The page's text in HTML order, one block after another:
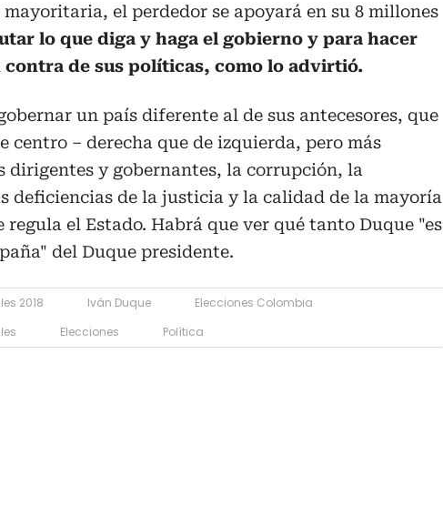
el perdedor se apoyará en su 8 millones
lo que diga y haga el gobierno y para hacer
contra de sus políticas, como lo advirtió.
un país diferente al de sus antecesores, que
centro – derecha que de izquierda, pero más
dirigentes y gobernantes, la corrupción, la
deficiencias de la justicia y la calidad de la mayoría
regula el Estado. Habrá que ver qué tanto Duque "es
del Duque presidente.
2018 Iván Duque
Elecciones Colombia
Elecciones Política